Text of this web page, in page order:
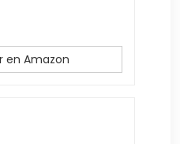
en Amazon